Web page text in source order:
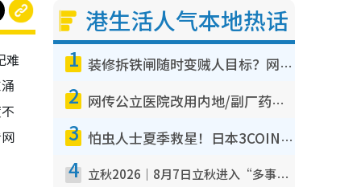
难
港生活人气本地热话
1 装修拆铁闸随时变贼人目标？网友揭2大关键用途：装新款等于白装？附新旧铁闸分别
2 网传公立医院改用内地/副厂药？医生拆解正副厂分别，揭4类人换药随时出事
3 怕虫人士夏季救星！日本3COINS爆红驱虫神器$45起 1招“全程免触碰”轻松搞定小强
4 立秋2026｜8月7日立秋进入“多事之秋” 3件事不可做！专家教6招开运 清杂物／钱包纳气接好运